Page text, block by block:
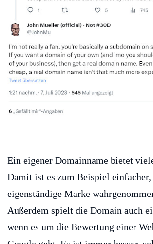
Ein eigener Domainname bietet
Damit ist es zum Beispiel einfacher,
eigenständige Marke
Außerdem spielt die Domain auch
wenn es um die Bewertung einer